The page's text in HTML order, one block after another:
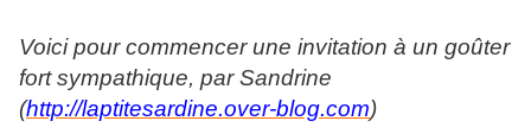
Voici pour commencer une invitation à un goûter
fort sympathique, par Sandrine
(http://laptitesardine.over-blog.com)